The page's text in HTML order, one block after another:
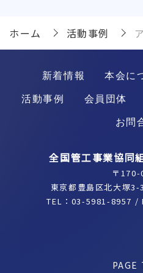
ホーム 活動事例
PAGE
新着情報 本会に
活動事例
会員団体
お問
全国管工事業協同
〒
東京都豊島区北大塚
TEL： 03-5981-8957 /